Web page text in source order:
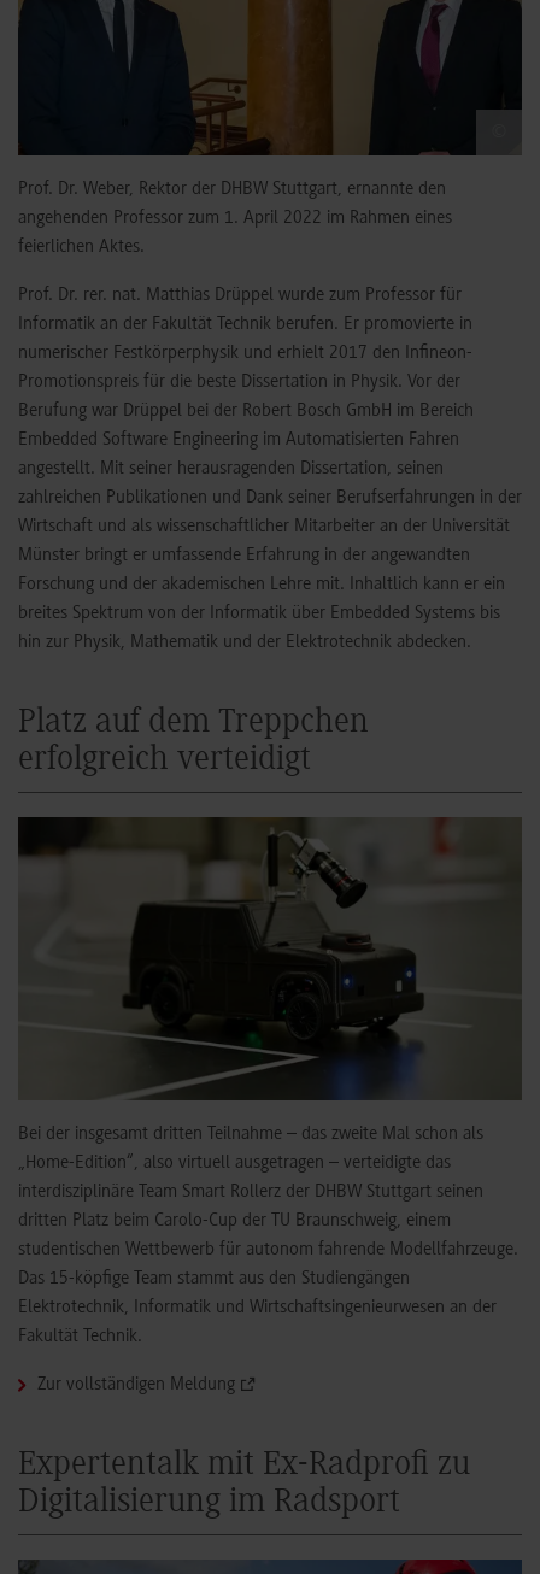
Prof. Dr. Weber, Rektor der DHBW Stuttgart, ernannte den
angehenden Professor zum 1. April 2022 im Rahmen eines
feierlichen Aktes.
Prof. Dr. rer. nat. Matthias Drüppel wurde zum Professor für
Informatik an der Fakultät Technik berufen. Er promovierte in
numerischer Festkörperphysik und erhielt 2017 den Infineon-
Promotionspreis für die beste Dissertation in Physik. Vor der
Berufung war Drüppel bei der Robert Bosch GmbH im Bereich
Embedded Software Engineering im Automatisierten Fahren
angestellt. Mit seiner herausragenden Dissertation, seinen
zahlreichen Publikationen und Dank seiner Berufserfahrungen in der
Wirtschaft und als wissenschaftlicher Mitarbeiter an der Universität
Münster bringt er umfassende Erfahrung in der angewandten
Forschung und der akademischen Lehre mit. Inhaltlich kann er ein
breites Spektrum von der Informatik über Embedded Systems bis
hin zur Physik, Mathematik und der Elektrotechnik abdecken.
Platz auf dem Treppchen
erfolgreich verteidigt
Bei der insgesamt dritten Teilnahme – das zweite Mal schon als
„Home-Edition“, also virtuell ausgetragen – verteidigte das
interdisziplinäre Team Smart Rollerz der DHBW Stuttgart seinen
dritten Platz beim Carolo-Cup der TU Braunschweig, einem
studentischen Wettbewerb für autonom fahrende Modellfahrzeuge.
Das 15-köpfige Team stammt aus den Studiengängen
Elektrotechnik, Informatik und Wirtschaftsingenieurwesen an der
Fakultät Technik.
Zur vollständigen Meldung
Expertentalk mit Ex-Radprofi zu
Digitalisierung im Radsport